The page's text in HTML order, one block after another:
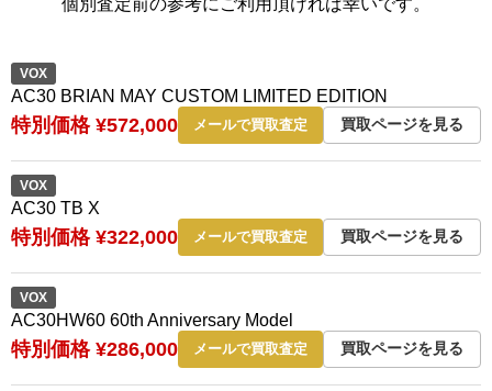
VOX
AC30 BRIAN MAY CUSTOM LIMITED EDITION
特別価格 ¥572,000 メールで買取査定 買取ページを見る
VOX
AC30 TB X
特別価格 ¥322,000 メールで買取査定 買取ページを見る
VOX
AC30HW60 60th Anniversary Model
特別価格 ¥286,000 メールで買取査定 買取ページを見る